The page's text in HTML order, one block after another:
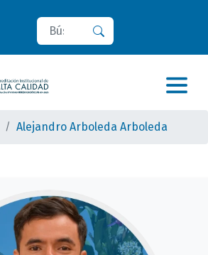
Buscar
Alejandro Arboleda Arboleda